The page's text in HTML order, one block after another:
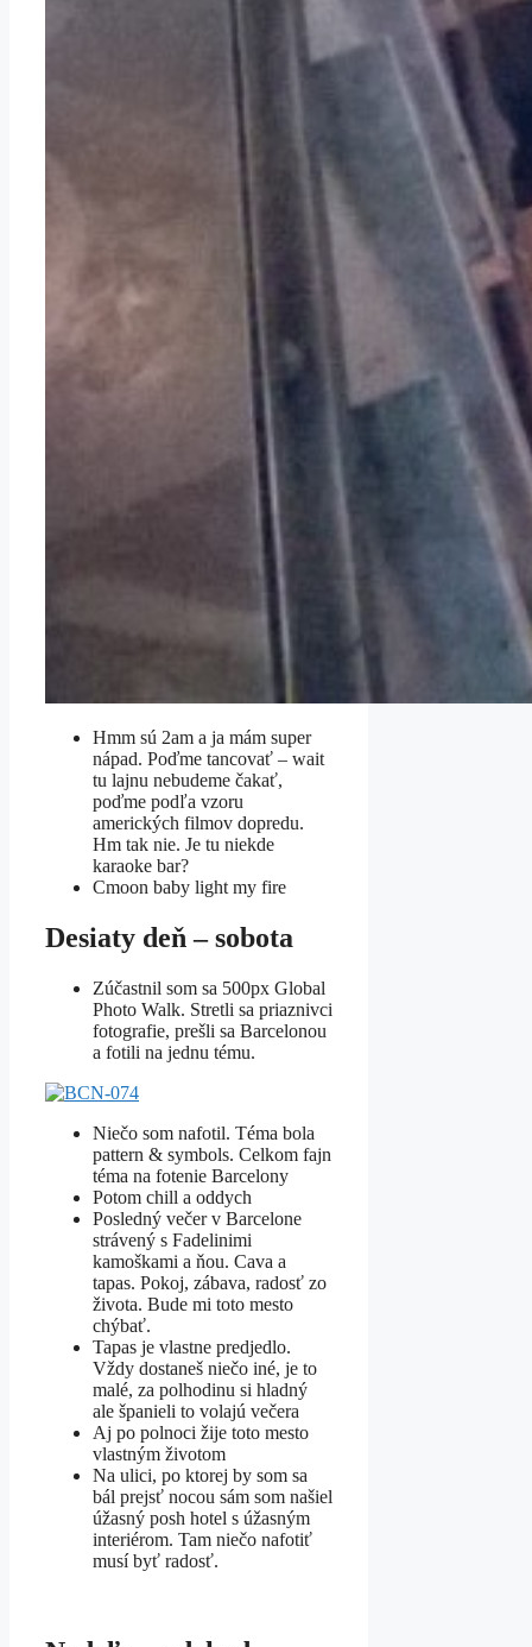
Hmm sú 2am a ja mám super
nápad. Poďme tancovať – wait
tu lajnu nebudeme čakať,
poďme podľa vzoru
amerických filmov dopredu.
Hm tak nie. Je tu niekde
karaoke bar?
Cmoon baby light my fire
Desiaty deň – sobota
Zúčastnil som sa 500px Global
Photo Walk. Stretli sa priaznivci
fotografie, prešli sa Barcelonou
a fotili na jednu tému.
Niečo som nafotil. Téma bola
pattern & symbols. Celkom fajn
téma na fotenie Barcelony
Potom chill a oddych
Posledný večer v Barcelone
strávený s Fadelinimi
kamoškami a ňou. Cava a
tapas. Pokoj, zábava, radosť zo
života. Bude mi toto mesto
chýbať.
Tapas je vlastne predjedlo.
Vždy dostaneš niečo iné, je to
malé, za polhodinu si hladný
ale španieli to volajú večera
Aj po polnoci žije toto mesto
vlastným životom
Na ulici, po ktorej by som sa
bál prejsť nocou sám som našiel
úžasný posh hotel s úžasným
interiérom. Tam niečo nafotiť
musí byť radosť.